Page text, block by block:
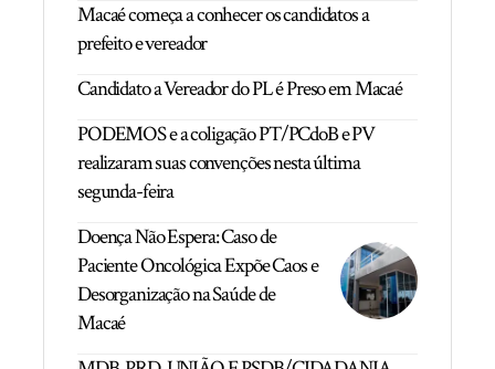
Macaé começa a conhecer os candidatos a
prefeito e vereador
Candidato a Vereador do PL é Preso em Macaé
PODEMOS e a coligação PT/PCdoB e PV
realizaram suas convenções nesta última
segunda-feira
Doença Não Espera: Caso de
Paciente Oncológica Expõe Caos e
Desorganização na Saúde de
Macaé